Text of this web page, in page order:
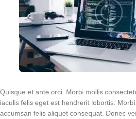
Quisque et ante orci. Morbi mollis
iaculis felis eget est hendrerit lobortis.
accumsan felis aliquet consequat. Donec